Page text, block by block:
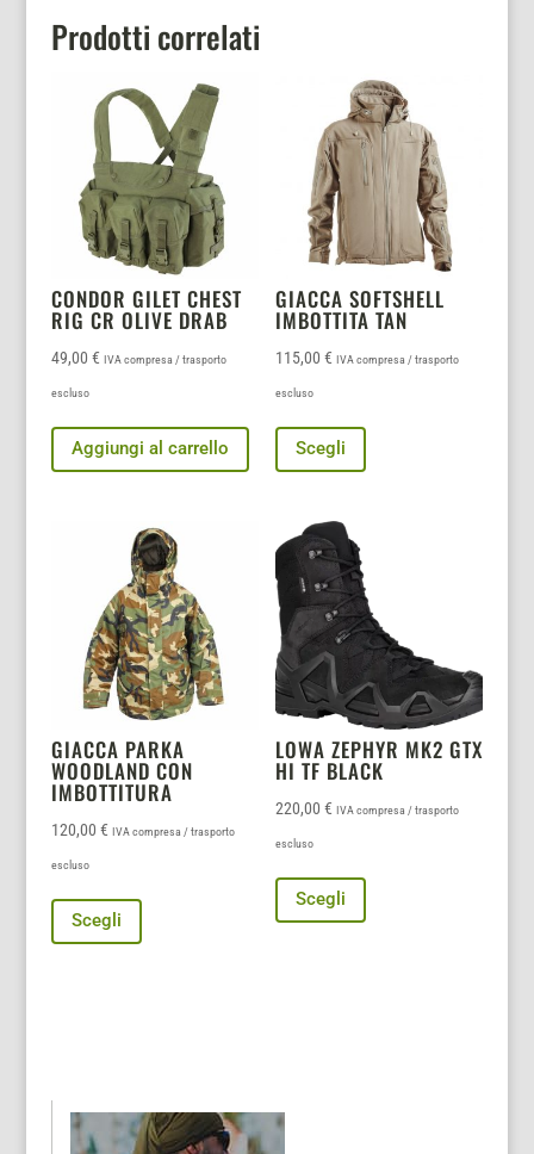
Prodotti correlati
CONDOR GILET CHEST
RIG CR OLIVE DRAB
49,00 € IVA compresa / trasporto
escluso
Aggiungi al carrello
GIACCA SOFTSHELL
IMBOTTITA TAN
115,00€ IVA compresa / trasporto
escluso
Scegli
opzioni
possono
essere
scelte
nella
pagina
GIACCA PARKA
WOODLAND CON
IMBOTTITURA
120,00 € IVA compresa / trasporto
escluso
Scegli
Questo
possono
essere
LOWA ZEPHYR MK2 GTX
HI TF BLACK
220,00€ IVA compresa / trasporto
escluso
Scegli